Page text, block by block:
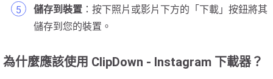
儲存到裝置 ：按下照片或影片下方的「下載」按鈕將其
儲存到您的裝置。
為什麼應該使用 ClipDown - Instagram 下載器？